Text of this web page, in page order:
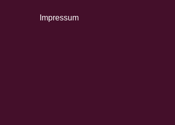
Impressum